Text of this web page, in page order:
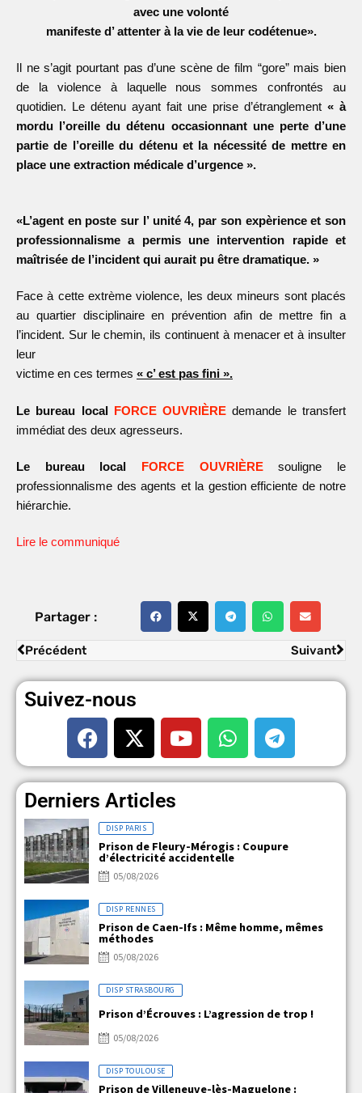
avec une volonté
manifeste d’ attenter à la vie de leur codétenue».
Il ne s’agit pourtant pas d’une scène de film “gore” mais bien
de la violence à laquelle nous sommes confrontés au
quotidien. Le détenu ayant fait une prise d’étranglement « à
mordu l’oreille du détenu occasionnant une perte d’une
partie de l’oreille du détenu et la nécessité de mettre en
place une extraction médicale d’urgence ».
«L’agent en poste sur l’ unité 4, par son expèrience et son
professionnalisme a permis une intervention rapide et
maîtrisée de l’incident qui aurait pu être dramatique. »
Face à cette extrème violence, les deux mineurs sont placés
au quartier disciplinaire en prévention afin de mettre fin a
l’incident. Sur le chemin, ils continuent à menacer et à insulter
leur
victime en ces termes « c’ est pas fini ».
Le bureau local FORCE OUVRIÈRE demande le transfert
immédiat des deux agresseurs.
Le bureau local FORCE OUVRIÈREsouligne le
professionnalisme des agents et la gestion efficiente de notre
hiérarchie.
Lire le communiqué
Partager :
Précédent Suivant
Suivez-nous
Derniers Articles
DISP PARIS
Prison de Fleury-Mérogis : Coupure
d’électricité accidentelle
05/08/2026
DISP RENNES
Prison de Caen-Ifs : Même homme, mêmes
méthodes
05/08/2026
DISP STRASBOURG
Prison d’Écrouves : L’agression de trop !
05/08/2026
DISP TOULOUSE
Prison de Villeneuve-lès-Maguelone :